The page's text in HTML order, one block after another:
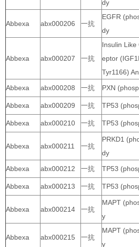
dy
Abbexa abx000206 一抗
EGFR
dy
Abbexa abx000207 一抗
Insulin
eptor
Tyr1166)
Abbexa abx000208 一抗 PXN
Abbexa abx000209 一抗 TP53
Abbexa abx000210 一抗 TP53
Abbexa abx000211 一抗
PRKD1
dy
Abbexa abx000212 一抗 TP53
Abbexa abx000213 一抗 TP53
Abbexa abx000214 一抗
MAPT
y
Abbexa abx000215 一抗
MAPT
y